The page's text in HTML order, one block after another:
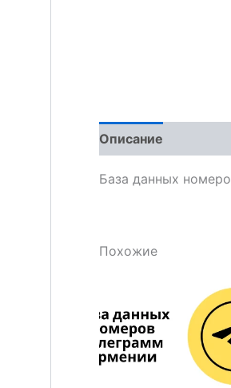
Описание
База данных
Похожие